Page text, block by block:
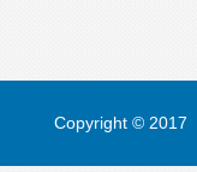
Copyright © 2017